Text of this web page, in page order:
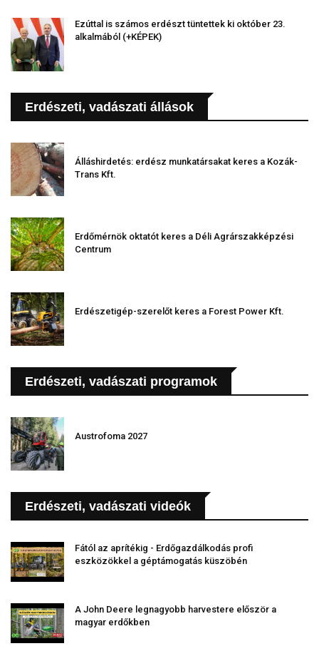
Ezúttal is számos erdészt tüntettek ki október 23.
alkalmából (+KÉPEK)
Erdészeti, vadászati állások
Álláshirdetés: erdész munkatársakat keres a Kozák-
Trans Kft.
Erdőmérnök oktatót keres a Déli Agrárszakképzési
Centrum
Erdészetigép-szerelőt keres a Forest Power Kft.
Erdészeti, vadászati programok
Austrofoma 2027
Erdészeti, vadászati videók
Fától az aprítékig - Erdőgazdálkodás profi
eszközökkel a géptámogatás küszöbén
A John Deere legnagyobb harvestere először a
magyar erdőkben